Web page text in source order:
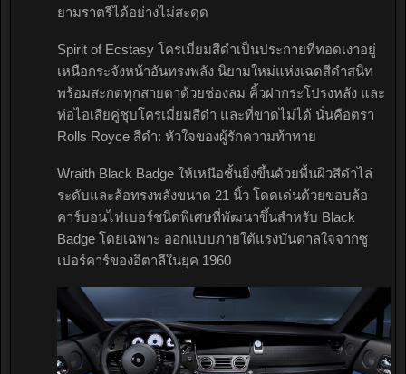
ยามราตรีได้อย่างไม่สะดุด
Spirit of Ecstasy โครเมี่ยมสีดำเป็นประกายที่ทอดเงาอยู่
เหนือกระจังหน้าอันทรงพลัง นิยามใหม่แห่งเฉดสีดำสนิท
พร้อมสะกดทุกสายตาด้วยช่องลม คิ้วฝากระโปรงหลัง และ
ท่อไอเสียคู่ชุบโครเมี่ยมสีดำ และที่ขาดไม่ได้ นั่นคือตรา
Rolls Royce สีดำ: หัวใจของผู้รักความท้าทาย
Wraith Black Badge ให้เหนือชั้นยิ่งขึ้นด้วยพื้นผิวสีดำไล่
ระดับและล้อทรงพลังขนาด 21 นิ้ว โดดเด่นด้วยขอบล้อ
คาร์บอนไฟเบอร์ชนิดพิเศษที่พัฒนาขึ้นสำหรับ Black
Badge โดยเฉพาะ ออกแบบภายใต้แรงบันดาลใจจากซู
เปอร์คาร์ของอิตาลีในยุค 1960